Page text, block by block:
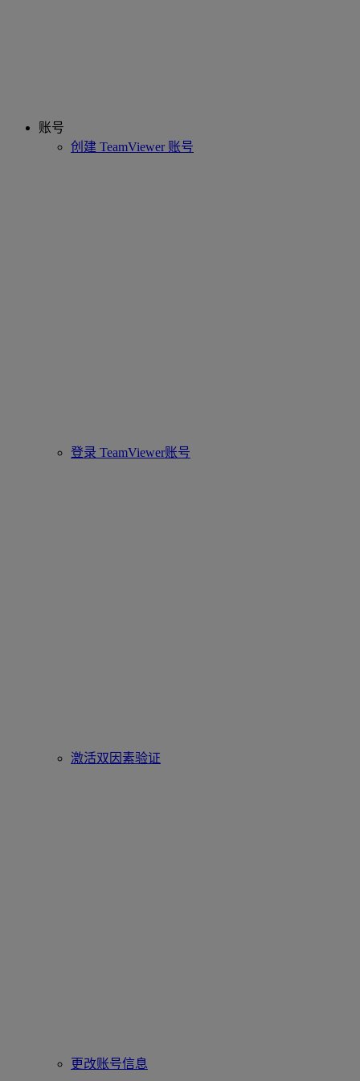
账号
创建 TeamViewer 账号
登录 TeamViewer账号
激活双因素验证
更改账号信息